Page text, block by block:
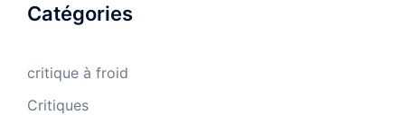
Catégories
critique à froid
Critiques